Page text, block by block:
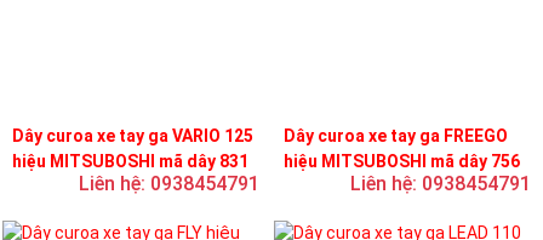
Dây curoa xe tay ga VARIO 125
hiệu MITSUBOSHI mã dây 831
Liên hệ: 0938454791
Dây curoa xe tay ga FREEGO
hiệu MITSUBOSHI mã dây 756
Liên hệ: 0938454791